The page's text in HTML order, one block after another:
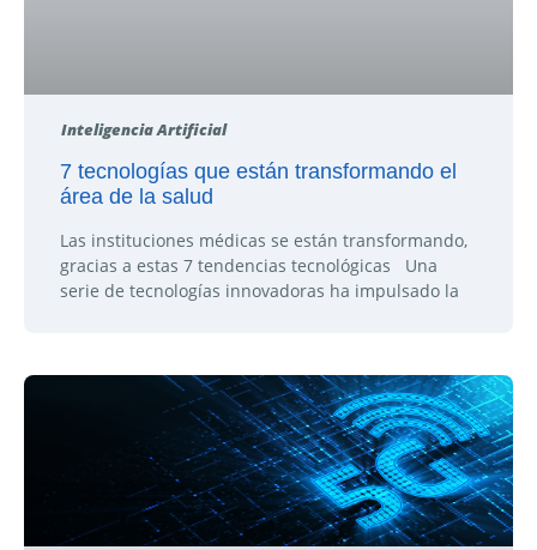
Inteligencia Artificial
7 tecnologías que están transformando el
área de la salud
Las instituciones médicas se están transformando,
gracias a estas 7 tendencias tecnológicas Una
serie de tecnologías innovadoras ha impulsado la